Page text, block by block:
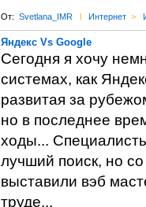
От: Svetlana_IMR l Интернет >
Яндекс Vs Google
Сегодня я хочу
системах, как
развитая за
но в последнее
ходы...
лучший поиск, но
выставили вэб
труде...